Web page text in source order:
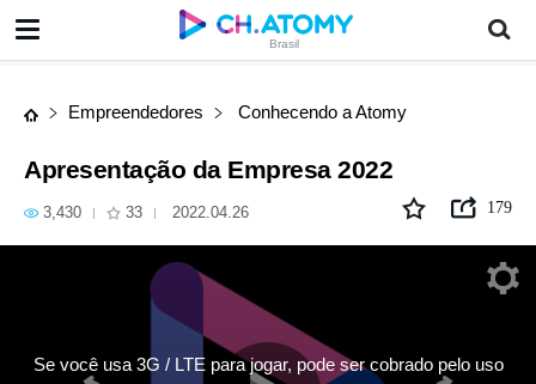
Brasil
Apresentação da Empresa 2022
Empreendedores Conhecendo a Atomy
Apresentação da Empresa 2022
3,430 33 2022.04.26 179
Se você usa 3G / LTE para jogar, pode ser cobrado pelo uso